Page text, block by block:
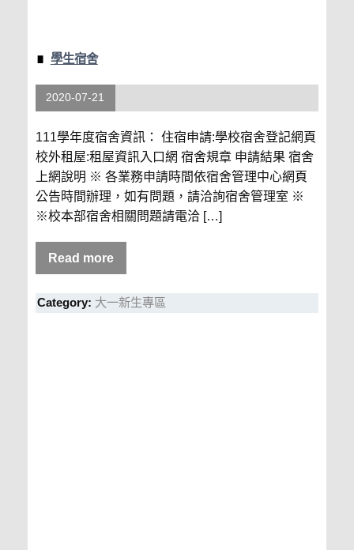
學生宿舍
2020-07-21
111學年度宿舍資訊： 住宿申請:學校宿舍登記網頁
校外租屋:租屋資訊入口網 宿舍規章 申請結果 宿舍
上網說明 ※ 各業務申請時間依宿舍管理中心網頁
公告時間辦理，如有問題，請洽詢宿舍管理室 ※
※校本部宿舍相關問題請電洽 […]
Read more
Category: 大一新生專區